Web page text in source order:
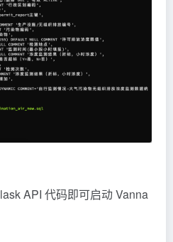
API 代码即可启动 Vanna